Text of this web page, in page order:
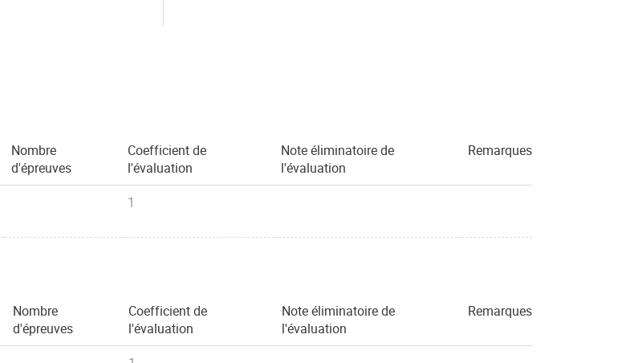
Nombre
d'épreuves
Coefficient de
l'évaluation
Note éliminatoire de
l'évaluation
Remarques
1
Nombre
d'épreuves
Coefficient de
l'évaluation
Note éliminatoire de
l'évaluation
Remarques